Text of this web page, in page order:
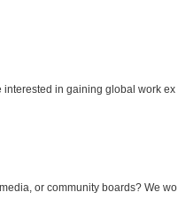
interested in gaining global work ex
or community boards? We wo